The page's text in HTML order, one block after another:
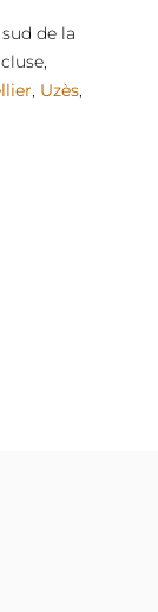
de la
, Uzès,